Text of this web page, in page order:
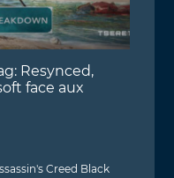
Resynced,
face aux
Creed Black